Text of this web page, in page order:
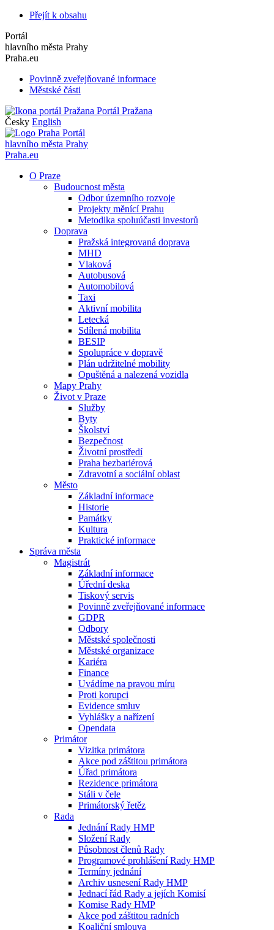
Přejít k obsahu
Portál
hlavního města Prahy
Praha.eu
Povinně zveřejňované informace
Městské části
Portál Pražana
Česky English
Portál
hlavního města Prahy
Praha.eu
O Praze
Budoucnost města
Odbor územního rozvoje
Projekty měnící Prahu
Metodika spoluúčasti investorů
Doprava
Pražská integrovaná doprava
MHD
Vlaková
Autobusová
Automobilová
Taxi
Aktivní mobilita
Letecká
Sdílená mobilita
BESIP
Spolupráce v dopravě
Plán udržitelné mobility
Opuštěná a nalezená vozidla
Mapy Prahy
Život v Praze
Služby
Byty
Školství
Bezpečnost
Životní prostředí
Praha bezbariérová
Zdravotní a sociální oblast
Město
Základní informace
Historie
Památky
Kultura
Praktické informace
Správa města
Magistrát
Základní informace
Úřední deska
Tiskový servis
Povinně zveřejňované informace
GDPR
Odbory
Městské společnosti
Městské organizace
Kariéra
Finance
Uvádíme na pravou míru
Proti korupci
Evidence smluv
Vyhlášky a nařízení
Opendata
Primátor
Vizitka primátora
Akce pod záštitou primátora
Úřad primátora
Rezidence primátora
Stáli v čele
Primátorský řetěz
Rada
Jednání Rady HMP
Složení Rady
Působnost členů Rady
Programové prohlášení Rady HMP
Termíny jednání
Archiv usnesení Rady HMP
Jednací řád Rady a jejích Komisí
Komise Rady HMP
Akce pod záštitou radních
Koaliční smlouva